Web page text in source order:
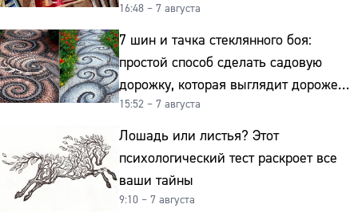
подделку от мельхиора
16:48 – 7 августа
7 шин и тачка стеклянного боя:
простой способ сделать садовую
дорожку, которая выглядит дороже
гранита
15:52 – 7 августа
Лошадь или листья? Этот
психологический тест раскроет все
ваши тайны
9:10 – 7 августа